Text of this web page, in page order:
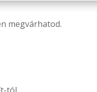
megvárhatod.